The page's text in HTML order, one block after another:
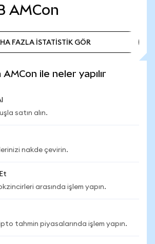
AMCon
FAZLA İSTATİSTİK GÖR
ile neler yapılır
satın alın.
nakde çevirin.
arasında işlem yapın.
tahmin piyasalarında işlem yapın.